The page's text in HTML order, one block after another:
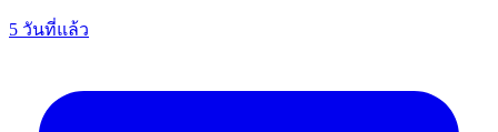
5 วันที่แล้ว